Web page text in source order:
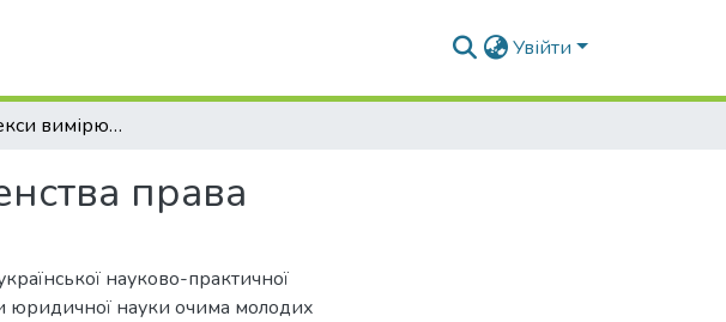
Увійти
Основні індекси вимірювання верховенства права
права
науково-практичної
науки очима молодих